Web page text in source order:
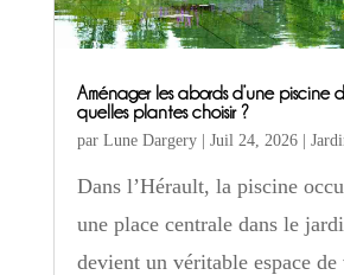
Aménager les abords d’une piscine
quelles plantes choisir ?
par Lune Dargery| Juil 24, 2026|
Dans l’Hérault, la piscine
une place centrale dans le
devient un véritable espace